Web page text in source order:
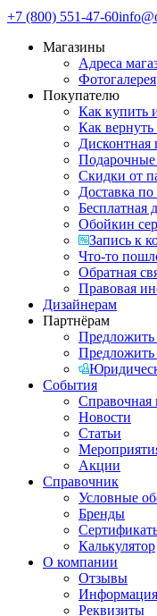
+7 (800) 551-47-60
Магазины
Адреса
Фотогалерея
Покупателю
Как купить
Как вернуть
Дисконтная
Скидки от
Доставка
Бесплатная
Обойкин
Запись к
Что-то
Обратная
Правовая
Дизайнерам
Партнёрам
Предложить
Предложить
События
Новости
Статьи
Акции
Справочник
Условные
Бренды
Калькулятор
О компании
Отзывы
Реквизиты